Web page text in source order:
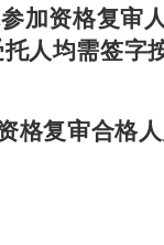
加资格复审
托人均需签字
格复审合格